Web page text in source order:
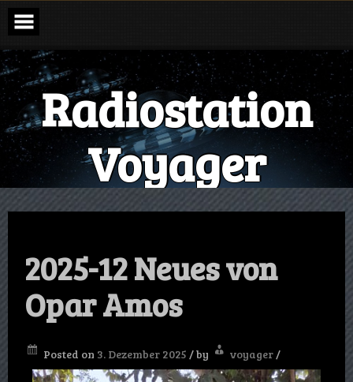
Radiostation
Voyager
The Sound of the Galaxy
2025-12 Neues von
Opar Amos
Posted on 3. Dezember 2025 /by voyager /